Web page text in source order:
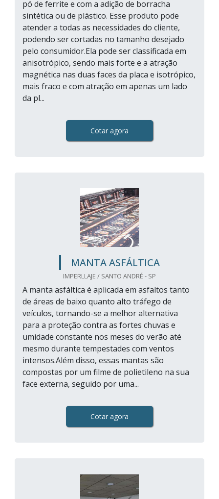
pó de ferrite e com a adição de borracha
sintética ou de plástico. Esse produto pode
atender a todas as necessidades do cliente,
podendo ser cortadas no tamanho desejado
pelo consumidor.Ela pode ser classificada em
anisotrópico, sendo mais forte e a atração
magnética nas duas faces da placa e isotrópico,
mais fraco e com atração em apenas um lado
da pl...
Cotar agora
MANTA ASFÁLTICA
IMPERLLAJE / SANTO ANDRÉ - SP
A manta asfáltica é aplicada em asfaltos tanto
de áreas de baixo quanto alto tráfego de
veículos, tornando-se a melhor alternativa
para a proteção contra as fortes chuvas e
umidade constante nos meses do verão até
mesmo durante tempestades com ventos
intensos.Além disso, essas mantas são
compostas por um filme de polietileno na sua
face externa, seguido por uma...
Cotar agora